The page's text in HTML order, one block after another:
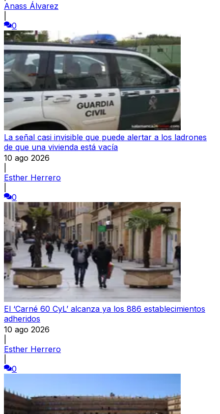
Anass Álvarez
0
La señal casi invisible que puede alertar a los ladrones
de que una vivienda está vacía
10 ago 2026
Esther Herrero
0
El ‘Carné 60 CyL’ alcanza ya los 886 establecimientos
adheridos
10 ago 2026
Esther Herrero
0